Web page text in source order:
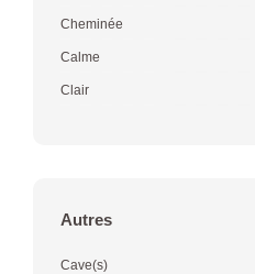
Cheminée
Calme
Clair
Autres
Cave(s)